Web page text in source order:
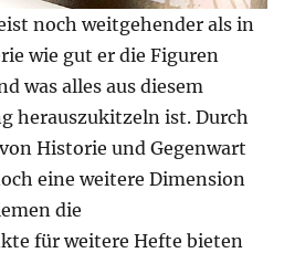
noch weitgehender als in
wie gut er die Figuren
was alles aus diesem
herauszukitzeln ist. Durch
Historie und Gegenwart
eine weitere Dimension
die
für weitere Hefte bieten